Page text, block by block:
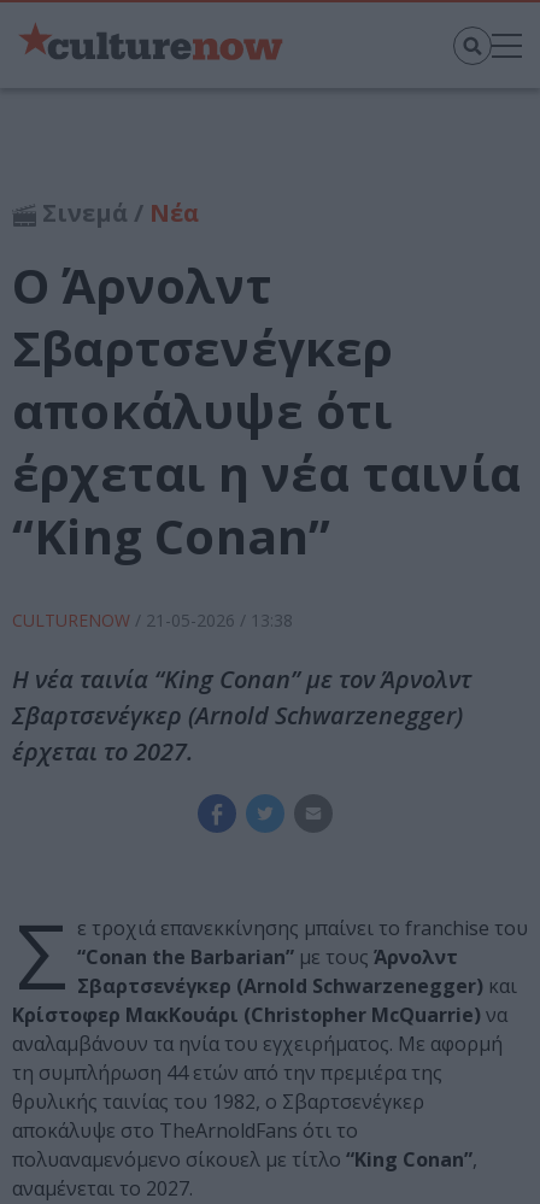
Σινεμά / Νέα
Ο Άρνολντ
Σβαρτσενέγκερ
αποκάλυψε ότι
έρχεται η νέα ταινία
“King Conan”
CULTURENOW / 21-05-2026 / 13:38
Η νέα ταινία “King Conan” με τον Άρνολντ
Σβαρτσενέγκερ (Arnold Schwarzenegger)
έρχεται το 2027.
Σ ε τροχιά επανεκκίνησης μπαίνει το franchise του
“Conan the Barbarian” με τους Άρνολντ
Σβαρτσενέγκερ (Arnold Schwarzenegger) και
Κρίστοφερ ΜακΚουάρι (Christopher McQuarrie) να
αναλαμβάνουν τα ηνία του εγχειρήματος. Με αφορμή
τη συμπλήρωση 44 ετών από την πρεμιέρα της
θρυλικής ταινίας του 1982, ο Σβαρτσενέγκερ
αποκάλυψε στο TheArnoldFans ότι το
πολυαναμενόμενο σίκουελ με τίτλο “King Conan”,
αναμένεται το 2027.